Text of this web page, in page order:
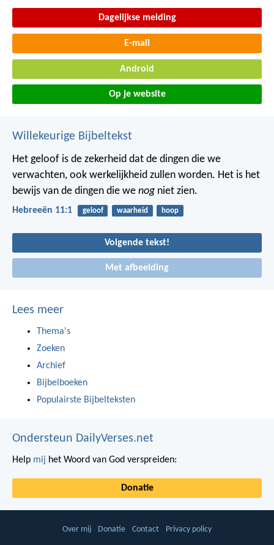
Dagelijkse melding
E-mail
Android
Op je website
Willekeurige Bijbeltekst
Het geloof is de zekerheid dat de dingen die we
verwachten, ook werkelijkheid zullen worden. Het is het
bewijs van de dingen die we nog niet zien.
Hebreeën 11:1 geloof waarheid hoop
Volgende tekst!
Met afbeelding
Lees meer
Thema's
Zoeken
Archief
Bijbelboeken
Populairste Bijbelteksten
Ondersteun DailyVerses.net
Help mij het Woord van God verspreiden:
Donatie
Over mij Donatie Contact Privacy policy